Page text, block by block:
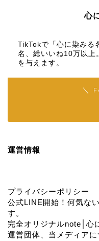
心
TikTokで「心に染みる
名、総いいね10万以上
を与えます。
＼
運営情報
プライバシーポリシー
公式LINE開始！何気な
す。
完全オリジナルnote│心
運営団体、当メディアに